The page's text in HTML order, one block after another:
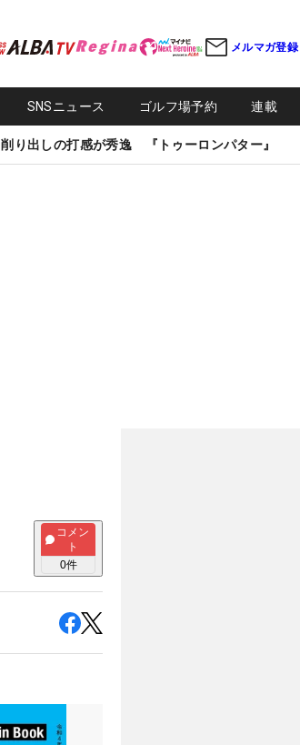
メルマガ登録
SNSニュース ゴルフ場予約 連載
削り出しの打感が秀逸 『トゥーロンパター』
コメン
ト
0件